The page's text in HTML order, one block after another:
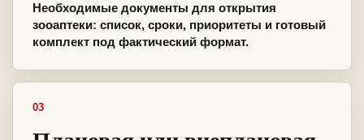
Необходимые документы для открытия
зооаптеки: список, сроки, приоритеты и готовый
комплект под фактический формат.
03